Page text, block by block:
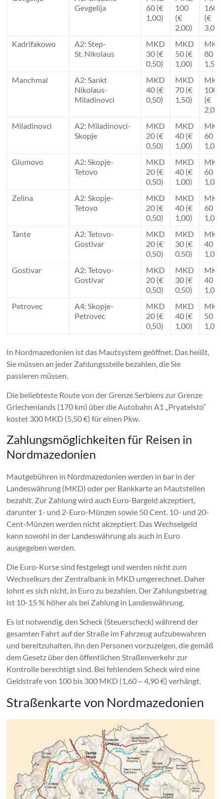
Gevgelija
60 (€
1,00)
100
(€
2,00)
160
(€
Kadrifakowo
A2: Step-
St. Nikolaus
MKD
30 (€
0,50)
MKD
50 (€
1,00)
80
Manchmal
A2: Sankt
Nikolaus-
Miladinovci
MKD
40 (€
0,50)
MKD
70 (€
1,50)
100
(€
Miladinovci
A2: Miladinovci-
Skopje
MKD
20 (€
0,50)
MKD
40 (€
1,00)
60
Glumovo
A2: Skopje-
Tetovo
MKD
20 (€
0,50)
MKD
40 (€
1,00)
60
Zelina
A2: Skopje-
Tetovo
MKD
20 (€
0,50)
MKD
40 (€
1,00)
60
Tante
A2: Tetovo-
Gostivar
MKD
20 (€
0,50)
MKD
30 (€
0,50)
40
Gostivar
A2: Tetovo-
Gostivar
MKD
20 (€
0,50)
MKD
30 (€
0,50)
40
Petrovec
A4: Skopje-
Petrovec
MKD
20 (€
0,50)
MKD
40 (€
1,00)
50
In Nordmazedonien ist das Mautsystem geöffnet. Das heißt,
Sie müssen an jeder Zahlungsstelle bezahlen, die Sie
passieren müssen.
Die beliebteste Route von der Grenze Serbiens zur Grenze
Griechenlands (170 km) über die Autobahn A1 „Pryatelsto“
kostet 300 MKD (5,50 €) für einen Pkw.
Zahlungsmöglichkeiten für Reisen in
Nordmazedonien
Mautgebühren in Nordmazedonien werden in bar in der
Landeswährung (MKD) oder per Bankkarte an Mautstellen
bezahlt. Zur Zahlung wird auch Euro-Bargeld akzeptiert,
darunter 1- und 2-Euro-Münzen sowie 50 Cent. 10- und 20-
Cent-Münzen werden nicht akzeptiert. Das Wechselgeld
kann sowohl in der Landeswährung als auch in Euro
ausgegeben werden.
Die Euro-Kurse sind festgelegt und werden nicht zum
Wechselkurs der Zentralbank in MKD umgerechnet. Daher
lohnt es sich nicht, in Euro zu bezahlen. Der Zahlungsbetrag
ist 10-15 % höher als bei Zahlung in Landeswährung.
Es ist notwendig, den Scheck (Steuerscheck) während der
gesamten Fahrt auf der Straße im Fahrzeug aufzubewahren
und bereitzuhalten, ihn den Personen vorzuzeigen, die gemäß
dem Gesetz über den öffentlichen Straßenverkehr zur
Kontrolle berechtigt sind. Bei fehlendem Scheck wird eine
Geldstrafe von 100 bis 300 MKD (1,60 – 4,90 €) verhängt.
Straßenkarte von Nordmazedonien